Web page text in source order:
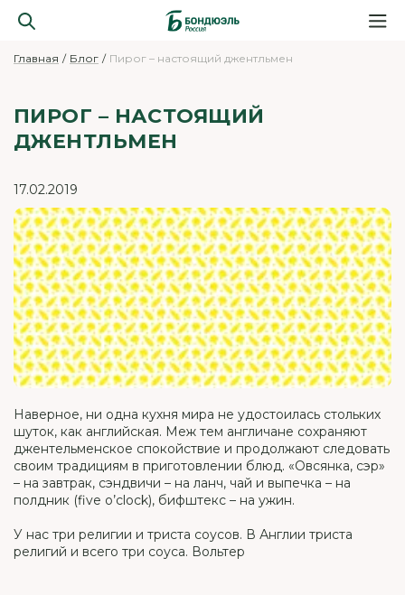
Главная Блог Пирог – настоящий джентльмен
ПИРОГ – НАСТОЯЩИЙ
ДЖЕНТЛЬМЕН
17.02.2019
Наверное, ни одна кухня мира не удостоилась стольких
шуток, как английская. Меж тем англичане сохраняют
джентельменское спокойствие и продолжают следовать
своим традициям в приготовлении блюд. «Овсянка, сэр»
– на завтрак, сэндвичи – на ланч, чай и выпечка – на
полдник (five o’clock), бифштекс – на ужин.
У нас три религии и триста соусов. В Англии триста
религий и всего три соуса. Вольтер